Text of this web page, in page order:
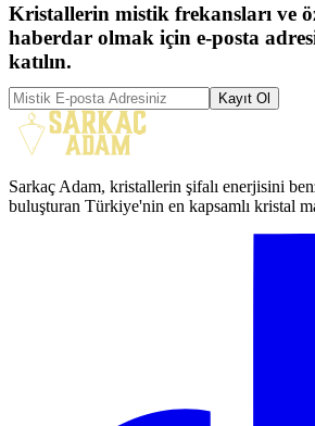
Kristallerin mistik frekansları ve
haberdar olmak için e-posta
katılın.
Kayıt Ol
Sarkaç Adam, kristallerin şifalı enerjisini
buluşturan Türkiye'nin en kapsamlı kristal